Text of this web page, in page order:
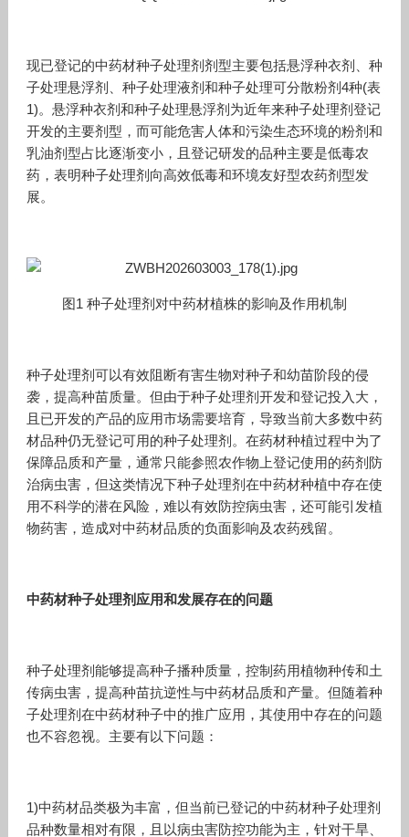
现已登记的中药材种子处理剂剂型主要包括悬浮种衣剂、种
子处理悬浮剂、种子处理液剂和种子处理可分散粉剂4种(表
1)。悬浮种衣剂和种子处理悬浮剂为近年来种子处理剂登记
开发的主要剂型，而可能危害人体和污染生态环境的粉剂和
乳油剂型占比逐渐变小，且登记研发的品种主要是低毒农
药，表明种子处理剂向高效低毒和环境友好型农药剂型发
展。
图1 种子处理剂对中药材植株的影响及作用机制
种子处理剂可以有效阻断有害生物对种子和幼苗阶段的侵
袭，提高种苗质量。但由于种子处理剂开发和登记投入大，
且已开发的产品的应用市场需要培育，导致当前大多数中药
材品种仍无登记可用的种子处理剂。在药材种植过程中为了
保障品质和产量，通常只能参照农作物上登记使用的药剂防
治病虫害，但这类情况下种子处理剂在中药材种植中存在使
用不科学的潜在风险，难以有效防控病虫害，还可能引发植
物药害，造成对中药材品质的负面影响及农药残留。
中药材种子处理剂应用和发展存在的问题
种子处理剂能够提高种子播种质量，控制药用植物种传和土
传病虫害，提高种苗抗逆性与中药材品质和产量。但随着种
子处理剂在中药材种子中的推广应用，其使用中存在的问题
也不容忽视。主要有以下问题：
1)中药材品类极为丰富，但当前已登记的中药材种子处理剂
品种数量相对有限，且以病虫害防控功能为主，针对干旱、